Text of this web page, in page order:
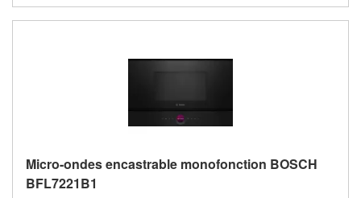
Micro-ondes encastrable monofonction BOSCH
BFL7221B1